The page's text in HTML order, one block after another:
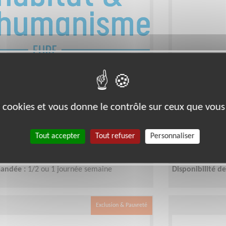
social de familles au
d'insertion par le
social, Maraude
: 1/2 ou 1 journée semaine
Ecouter
Type :
Disponibilité
Exclusion & Pauvreté
cookies et vous donne le contrôle sur ceux que
Tout accepter Tout refuser Personnaliser